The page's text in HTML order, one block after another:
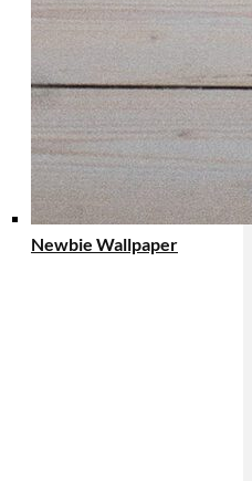
Newbie Wallpaper